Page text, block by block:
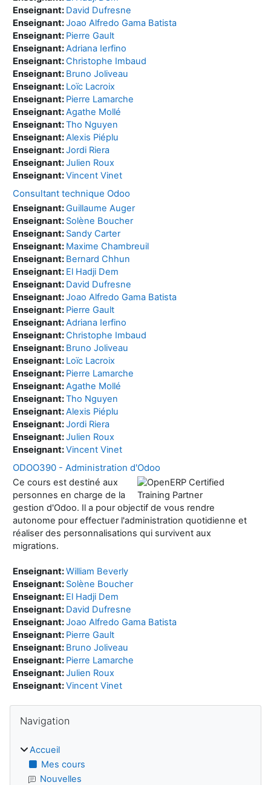
Enseignant: David Dufresne
Enseignant:Joao Alfredo Gama Batista
Enseignant: Pierre Gault
Enseignant:Adriana Ierfino
Enseignant:Christophe Imbaud
Enseignant: Bruno Joliveau
Enseignant: Loïc Lacroix
Enseignant: Pierre Lamarche
Enseignant:Agathe Mollé
Enseignant:Tho Nguyen
Enseignant:Alexis Piéplu
Enseignant:Jordi Riera
Enseignant:Julien Roux
Enseignant:Vincent Vinet
Consultant technique Odoo
Enseignant:Guillaume Auger
Enseignant: Solène Boucher
Enseignant: Sandy Carter
Enseignant: Maxime Chambreuil
Enseignant: Bernard Chhun
Enseignant: El Hadji Dem
Enseignant: David Dufresne
Enseignant:Joao Alfredo Gama Batista
Enseignant: Pierre Gault
Enseignant:Adriana Ierfino
Enseignant:Christophe Imbaud
Enseignant: Bruno Joliveau
Enseignant: Loïc Lacroix
Enseignant: Pierre Lamarche
Enseignant:Agathe Mollé
Enseignant:Tho Nguyen
Enseignant:Alexis Piéplu
Enseignant:Jordi Riera
Enseignant:Julien Roux
Enseignant:Vincent Vinet
ODOO390 - Administration d'Odoo
Ce cours est destiné aux
personnes en charge de la
gestion d'Odoo. Il a pour objectif de vous rendre
autonome pour effectuer l'administration quotidienne et
réaliser des personnalisations qui survivent aux
migrations.
Enseignant:William Beverly
Enseignant: Solène Boucher
Enseignant: El Hadji Dem
Enseignant: David Dufresne
Enseignant:Joao Alfredo Gama Batista
Enseignant: Pierre Gault
Enseignant: Bruno Joliveau
Enseignant: Pierre Lamarche
Enseignant:Julien Roux
Enseignant:Vincent Vinet
Blocs
Navigation
Accueil
Mes cours
Nouvelles